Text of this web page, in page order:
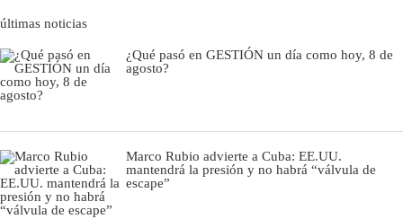
últimas noticias
¿Qué pasó en GESTIÓN un día como hoy, 8 de
agosto?
Marco Rubio advierte a Cuba: EE.UU.
mantendrá la presión y no habrá “válvula de
escape”